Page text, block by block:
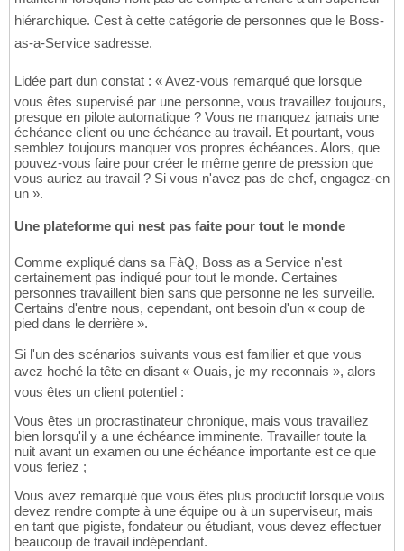
hiérarchique. Cest à cette catégorie de personnes que le Boss-
as-a-Service sadresse.
Lidée part dun constat : « Avez-vous remarqué que lorsque
vous êtes supervisé par une personne, vous travaillez toujours,
presque en pilote automatique ? Vous ne manquez jamais une
échéance client ou une échéance au travail. Et pourtant, vous
semblez toujours manquer vos propres échéances. Alors, que
pouvez-vous faire pour créer le même genre de pression que
vous auriez au travail ? Si vous n'avez pas de chef, engagez-en
un ».
Une plateforme qui nest pas faite pour tout le monde
Comme expliqué dans sa FàQ, Boss as a Service n'est
certainement pas indiqué pour tout le monde. Certaines
personnes travaillent bien sans que personne ne les surveille.
Certains d'entre nous, cependant, ont besoin d'un « coup de
pied dans le derrière ».
Si l'un des scénarios suivants vous est familier et que vous
avez hoché la tête en disant « Ouais, je my reconnais », alors
vous êtes un client potentiel :
Vous êtes un procrastinateur chronique, mais vous travaillez
bien lorsqu'il y a une échéance imminente. Travailler toute la
nuit avant un examen ou une échéance importante est ce que
vous feriez ;
Vous avez remarqué que vous êtes plus productif lorsque vous
devez rendre compte à une équipe ou à un superviseur, mais
en tant que pigiste, fondateur ou étudiant, vous devez effectuer
beaucoup de travail indépendant.